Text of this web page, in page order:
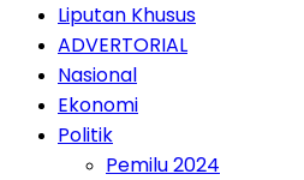
Liputan Khusus
ADVERTORIAL
Nasional
Ekonomi
Politik
Pemilu 2024